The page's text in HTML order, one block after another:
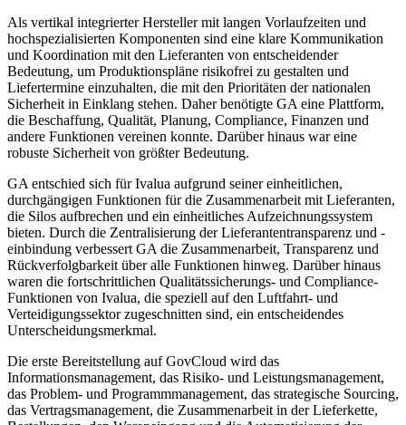
Als vertikal integrierter Hersteller mit langen Vorlaufzeiten und
hochspezialisierten Komponenten sind eine klare Kommunikation
und Koordination mit den Lieferanten von entscheidender
Bedeutung, um Produktionspläne risikofrei zu gestalten und
Liefertermine einzuhalten, die mit den Prioritäten der nationalen
Sicherheit in Einklang stehen. Daher benötigte GA eine Plattform,
die Beschaffung, Qualität, Planung, Compliance, Finanzen und
andere Funktionen vereinen konnte. Darüber hinaus war eine
robuste Sicherheit von größter Bedeutung.
GA entschied sich für Ivalua aufgrund seiner einheitlichen,
durchgängigen Funktionen für die Zusammenarbeit mit Lieferanten,
die Silos aufbrechen und ein einheitliches Aufzeichnungssystem
bieten. Durch die Zentralisierung der Lieferantentransparenz und -
einbindung verbessert GA die Zusammenarbeit, Transparenz und
Rückverfolgbarkeit über alle Funktionen hinweg. Darüber hinaus
waren die fortschrittlichen Qualitätssicherungs- und Compliance-
Funktionen von Ivalua, die speziell auf den Luftfahrt- und
Verteidigungssektor zugeschnitten sind, ein entscheidendes
Unterscheidungsmerkmal.
Die erste Bereitstellung auf GovCloud wird das
Informationsmanagement, das Risiko- und Leistungsmanagement,
das Problem- und Programmmanagement, das strategische Sourcing,
das Vertragsmanagement, die Zusammenarbeit in der Lieferkette,